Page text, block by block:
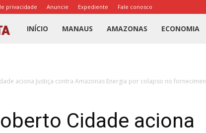
privacidade Anuncie Expediente Fale conosco
Portal
Alerta
INÍCIO MANAUS AMAZONAS ECONOMIA
aciona Justiça contra Amazonas Energia por colapso no
Cidade aciona